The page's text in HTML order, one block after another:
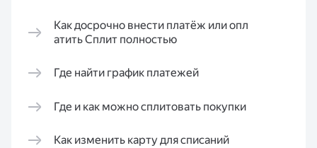
Как досрочно внести платёж или опл
атить Сплит полностью
Где найти график платежей
Где и как можно сплитовать покупки
Как изменить карту для списаний